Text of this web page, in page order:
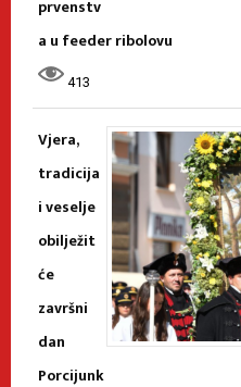
prvenstv
a u feeder ribolovu
413
Vjera,
tradicija
i veselje
obilježit
će
završni
dan
Porcijunk